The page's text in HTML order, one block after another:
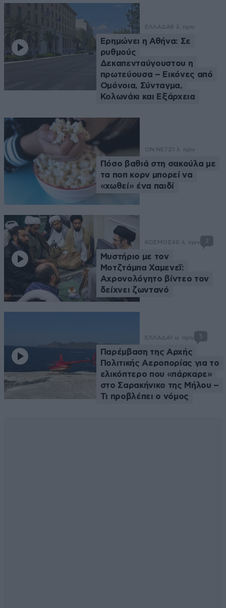
ΕΛΛΑΔΑ8 λ. πριν
Ερημώνει η Αθήνα: Σε
ρυθμούς
Δεκαπενταύγουστου η
πρωτεύουσα – Εικόνες από
Ομόνοια, Σύνταγμα,
Κολωνάκι και Εξάρχεια
ON NET21 λ. πριν
Πόσο βαθιά στη σακούλα με
τα ποπ κορν μπορεί να
«χωθεί» ένα παιδί
ΚΟΣΜΟΣ40 λ. πριν 2
Μυστήριο με τον
Μοτζτάμπα Χαμενεΐ:
Αχρονολόγητο βίντεο τον
δείχνει ζωντανό
ΕΛΛΑΔΑ 1 ω. πριν 5
Παρέμβαση της Αρχής
Πολιτικής Αεροπορίας για το
ελικόπτερο που «πάρκαρε»
στο Σαρακήνικο της Μήλου –
Τι προβλέπει ο νόμος